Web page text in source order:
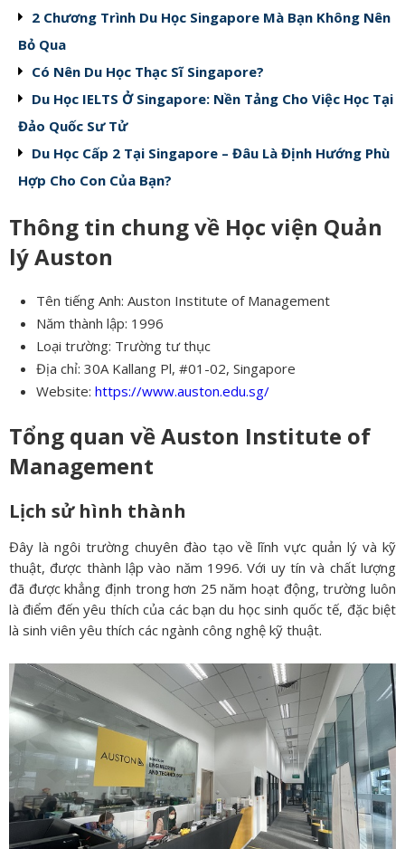
2 Chương Trình Du Học Singapore Mà Bạn Không Nên
Bỏ Qua
Có Nên Du Học Thạc Sĩ Singapore?
Du Học IELTS Ở Singapore: Nền Tảng Cho Việc Học Tại
Đảo Quốc Sư Tử
Du Học Cấp 2 Tại Singapore – Đâu Là Định Hướng Phù
Hợp Cho Con Của Bạn?
Thông tin chung về Học viện Quản
lý Auston
Tên tiếng Anh: Auston Institute of Management
Năm thành lập: 1996
Loại trường: Trường tư thục
Địa chỉ: 30A Kallang Pl, #01-02, Singapore
Website: https://www.auston.edu.sg/
Tổng quan về Auston Institute of
Management
Lịch sử hình thành
Đây là ngôi trường chuyên đào tạo về lĩnh vực quản lý và kỹ
thuật, được thành lập vào năm 1996. Với uy tín và chất lượng
đã được khẳng định trong hơn 25 năm hoạt động, trường luôn
là điểm đến yêu thích của các bạn du học sinh quốc tế, đặc biệt
là sinh viên yêu thích các ngành công nghệ kỹ thuật.